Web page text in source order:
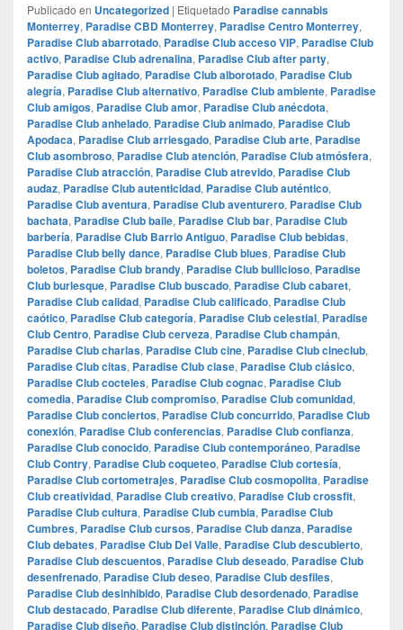
Publicado en Uncategorized | Etiquetado Paradise cannabis
Monterrey, Paradise CBD Monterrey, Paradise Centro Monterrey,
Paradise Club abarrotado, Paradise Club acceso VIP, Paradise Club
activo, Paradise Club adrenalina, Paradise Club after party,
Paradise Club agitado, Paradise Club alborotado, Paradise Club
alegría, Paradise Club alternativo, Paradise Club ambiente, Paradise
Club amigos, Paradise Club amor, Paradise Club anécdota,
Paradise Club anhelado, Paradise Club animado, Paradise Club
Apodaca, Paradise Club arriesgado, Paradise Club arte, Paradise
Club asombroso, Paradise Club atención, Paradise Club atmósfera,
Paradise Club atracción, Paradise Club atrevido, Paradise Club
audaz, Paradise Club autenticidad, Paradise Club auténtico,
Paradise Club aventura, Paradise Club aventurero, Paradise Club
bachata, Paradise Club baile, Paradise Club bar, Paradise Club
barbería, Paradise Club Barrio Antiguo, Paradise Club bebidas,
Paradise Club belly dance, Paradise Club blues, Paradise Club
boletos, Paradise Club brandy, Paradise Club bullicioso, Paradise
Club burlesque, Paradise Club buscado, Paradise Club cabaret,
Paradise Club calidad, Paradise Club calificado, Paradise Club
caótico, Paradise Club categoría, Paradise Club celestial, Paradise
Club Centro, Paradise Club cerveza, Paradise Club champán,
Paradise Club charlas, Paradise Club cine, Paradise Club cineclub,
Paradise Club citas, Paradise Club clase, Paradise Club clásico,
Paradise Club cocteles, Paradise Club cognac, Paradise Club
comedia, Paradise Club compromiso, Paradise Club comunidad,
Paradise Club conciertos, Paradise Club concurrido, Paradise Club
conexión, Paradise Club conferencias, Paradise Club confianza,
Paradise Club conocido, Paradise Club contemporáneo, Paradise
Club Contry, Paradise Club coqueteo, Paradise Club cortesía,
Paradise Club cortometrajes, Paradise Club cosmopolita, Paradise
Club creatividad, Paradise Club creativo, Paradise Club crossfit,
Paradise Club cultura, Paradise Club cumbia, Paradise Club
Cumbres, Paradise Club cursos, Paradise Club danza, Paradise
Club debates, Paradise Club Del Valle, Paradise Club descubierto,
Paradise Club descuentos, Paradise Club deseado, Paradise Club
desenfrenado, Paradise Club deseo, Paradise Club desfiles,
Paradise Club desinhibido, Paradise Club desordenado, Paradise
Club destacado, Paradise Club diferente, Paradise Club dinámico,
Paradise Club diseño, Paradise Club distinción, Paradise Club